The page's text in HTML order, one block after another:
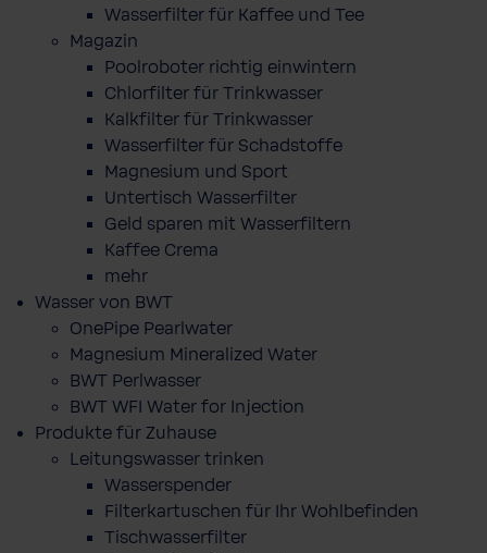
Wasserfilter für Kaffee und Tee
Magazin
Poolroboter richtig einwintern
Chlorfilter für Trinkwasser
Kalkfilter für Trinkwasser
Wasserfilter für Schadstoffe
Magnesium und Sport
Untertisch Wasserfilter
Geld sparen mit Wasserfiltern
Kaffee Crema
mehr
Wasser von BWT
OnePipe Pearlwater
Magnesium Mineralized Water
BWT Perlwasser
BWT WFI Water for Injection
Produkte für Zuhause
Leitungswasser trinken
Wasserspender
Filterkartuschen für Ihr Wohlbefinden
Tischwasserfilter